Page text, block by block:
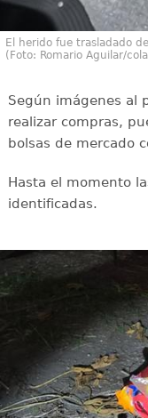
El herido fue trasladado
(Foto: Romario Aguilar/
Según imágenes al
realizar compras,
bolsas de mercado
Hasta el momento
identificadas.